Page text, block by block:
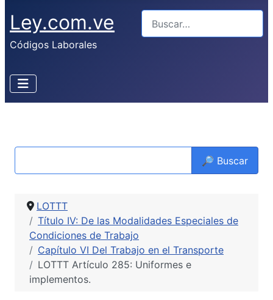
Ley.com.ve
Códigos Laborales
🔎 Buscar
LOTTT
Título IV: De las Modalidades Especiales de
Condiciones de Trabajo
Capítulo VI Del Trabajo en el Transporte
LOTTT Artículo 285: Uniformes e
implementos.